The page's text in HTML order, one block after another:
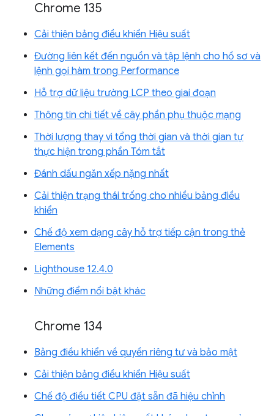
Chrome 135
Cải thiện bảng điều khiển Hiệu suất
Đường liên kết đến nguồn và tập lệnh cho hồ sơ và
lệnh gọi hàm trong Performance
Hỗ trợ dữ liệu trường LCP theo giai đoạn
Thông tin chi tiết về cây phần phụ thuộc mạng
Thời lượng thay vì tổng thời gian và thời gian tự
thực hiện trong phần Tóm tắt
Đánh dấu ngăn xếp nặng nhất
Cải thiện trạng thái trống cho nhiều bảng điều
khiển
Chế độ xem dạng cây hỗ trợ tiếp cận trong thẻ
Elements
Lighthouse 12.4.0
Những điểm nổi bật khác
Chrome 134
Bảng điều khiển về quyền riêng tư và bảo mật
Cải thiện bảng điều khiển Hiệu suất
Chế độ điều tiết CPU đặt sẵn đã hiệu chỉnh